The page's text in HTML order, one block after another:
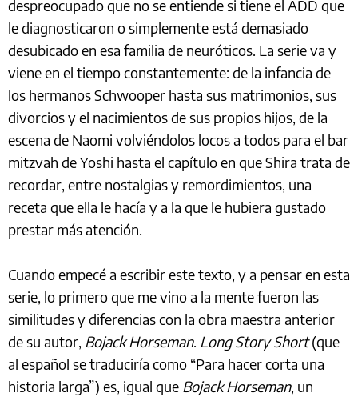
despreocupado que no se entiende si tiene el ADD que
le diagnosticaron o simplemente está demasiado
desubicado en esa familia de neuróticos. La serie va y
viene en el tiempo constantemente: de la infancia de
los hermanos Schwooper hasta sus matrimonios, sus
divorcios y el nacimientos de sus propios hijos, de la
escena de Naomi volviéndolos locos a todos para el bar
mitzvah de Yoshi hasta el capítulo en que Shira trata de
recordar, entre nostalgias y remordimientos, una
receta que ella le hacía y a la que le hubiera gustado
prestar más atención.
Cuando empecé a escribir este texto, y a pensar en esta
serie, lo primero que me vino a la mente fueron las
similitudes y diferencias con la obra maestra anterior
de su autor, Bojack Horseman. Long Story Short(que
al español se traduciría como “Para hacer corta una
historia larga”) es, igual que Bojack Horseman, un